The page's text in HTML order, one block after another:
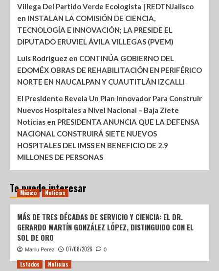
Villega Del Partido Verde Ecologista | REDTNJalisco
en INSTALAN LA COMISIÓN DE CIENCIA,
TECNOLOGÍA E INNOVACIÓN; LA PRESIDE EL
DIPUTADO ERUVIEL ÁVILA VILLEGAS (PVEM)
Luis Rodríguez en CONTINÚA GOBIERNO DEL
EDOMÉX OBRAS DE REHABILITACIÓN EN PERIFÉRICO
NORTE EN NAUCALPAN Y CUAUTITLÁN IZCALLI
El Presidente Revela Un Plan Innovador Para Construir
Nuevos Hospitales a Nivel Nacional – Baja Ziete
Noticias en PRESIDENTA ANUNCIA QUE LA DEFENSA
NACIONAL CONSTRUIRÁ SIETE NUEVOS
HOSPITALES DEL IMSS EN BENEFICIO DE 2.9
MILLONES DE PERSONAS
Te puede interesar
México Noticias
MÁS DE TRES DÉCADAS DE SERVICIO Y CIENCIA: EL DR.
GERARDO MARTÍN GONZÁLEZ LÓPEZ, DISTINGUIDO CON EL
SOL DE ORO
Marilu Perez 07/08/2026 0
Estados Noticias